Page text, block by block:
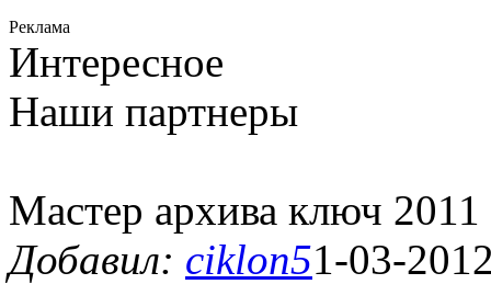
Реклама
Интересное
Наши партнеры
Мастер архива ключ 2011
Добавил: ciklon51-03-